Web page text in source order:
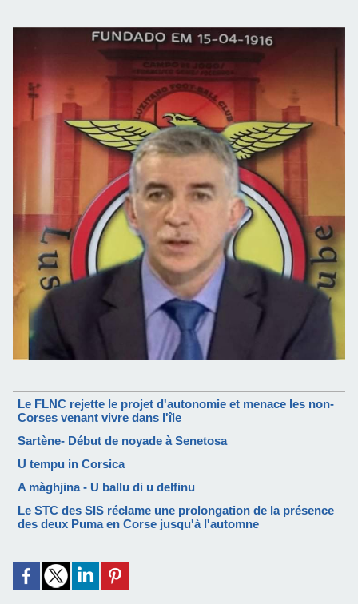
Le FLNC rejette le projet d'autonomie et menace les non-
Corses venant vivre dans l'île
Sartène- Début de noyade à Senetosa
U tempu in Corsica
A màghjina - U ballu di u delfinu
Le STC des SIS réclame une prolongation de la présence
des deux Puma en Corse jusqu'à l'automne